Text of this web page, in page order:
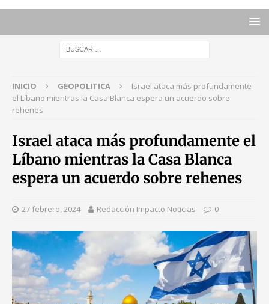
INICIO GEOPOLITICA
Israel ataca más profundamente
el Líbano mientras la Casa Blanca espera un acuerdo sobre
rehenes
Israel ataca más profundamente el
Líbano mientras la Casa Blanca
espera un acuerdo sobre rehenes
27 febrero, 2024 Redacción Impacto Noticias 0